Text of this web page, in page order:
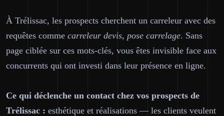
À Trélissac, les prospects cherchent un carreleur avec des
requêtes comme carreleur devis, pose carrelage. Sans
page ciblée sur ces mots-clés, vous êtes invisible face aux
concurrents qui ont investi dans leur présence en ligne.
Ce qui déclenche un contact chez vos prospects de
Trélissac : esthétique et réalisations — les clients veulent